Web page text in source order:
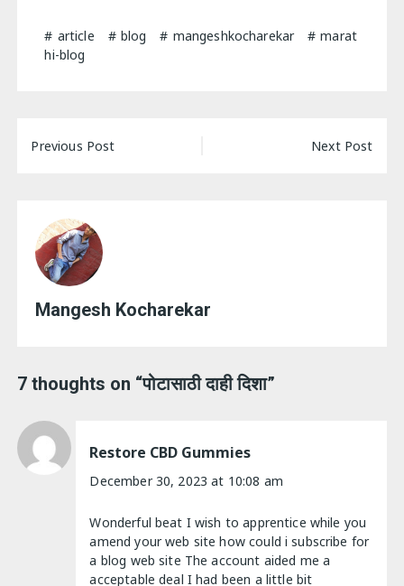
article blog mangeshkocharekar
marat
hi-blog
Post
Previous Post Next Post
Mangesh Kocharekar
7 thoughts on “पोटासाठी दाही दिशा”
Restore CBD Gummies
December 30, 2023 at 10:08 am
Wonderful beat I wish to apprentice while you
amend your web site how could i subscribe for
a blog web site The account aided me a
acceptable deal I had been a little bit